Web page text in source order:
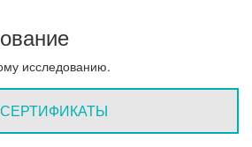
исследованию.
СЕРТИФИКАТЫ